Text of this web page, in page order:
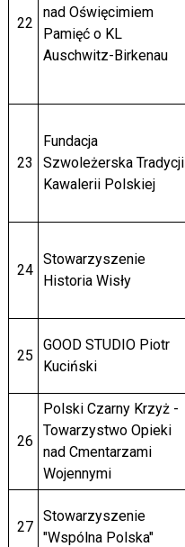
22
nad Oświęcimiem
Pamięć o KL
Auschwitz-Birkenau
23
Fundacja
Szwoleżerska Tradycji
Kawalerii Polskiej
24
Stowarzyszenie
Historia Wisły
25
GOOD STUDIO Piotr
Kuciński
26
Polski Czarny Krzyż -
Towarzystwo Opieki
nad Cmentarzami
Wojennymi
27
Stowarzyszenie
"Wspólna Polska"